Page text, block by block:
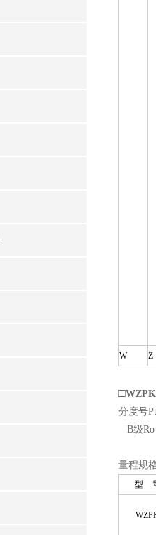
W Z
□
分度号
B级
量程规
型